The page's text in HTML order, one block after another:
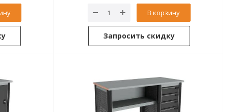
В корзину
Запросить скидку